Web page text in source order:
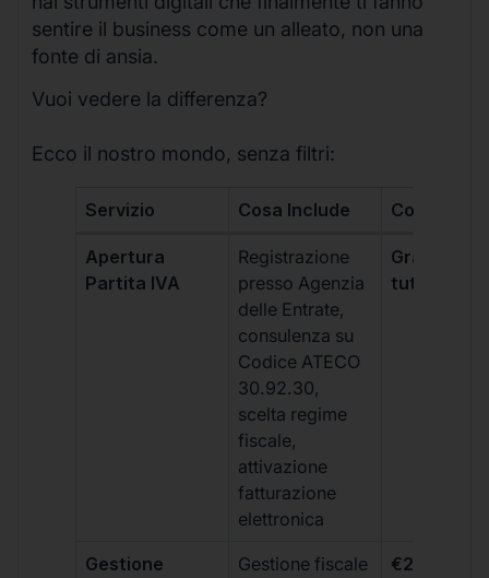
sentire il business come un alleato, non una
fonte di ansia.
Vuoi vedere la differenza?
Ecco il nostro mondo, senza filtri:
Servizio Cosa Include Costo
Apertura
Partita IVA
Registrazione
presso Agenzia
delle Entrate,
consulenza su
Codice ATECO
30.92.30,
scelta regime
fiscale,
attivazione
fatturazione
elettronica
Gratis,
tutti i piani
Gestione
Gestione fiscale
€264 +